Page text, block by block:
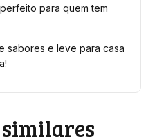
, perfeito para quem tem
sabores e leve para casa